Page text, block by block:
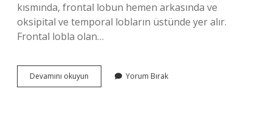
kısmında, frontal lobun hemen arkasında ve
oksipital ve temporal lobların üstünde yer alır.
Frontal lobla olan…
Devamını okuyun Parietalis
Ne
Yorum Bırak